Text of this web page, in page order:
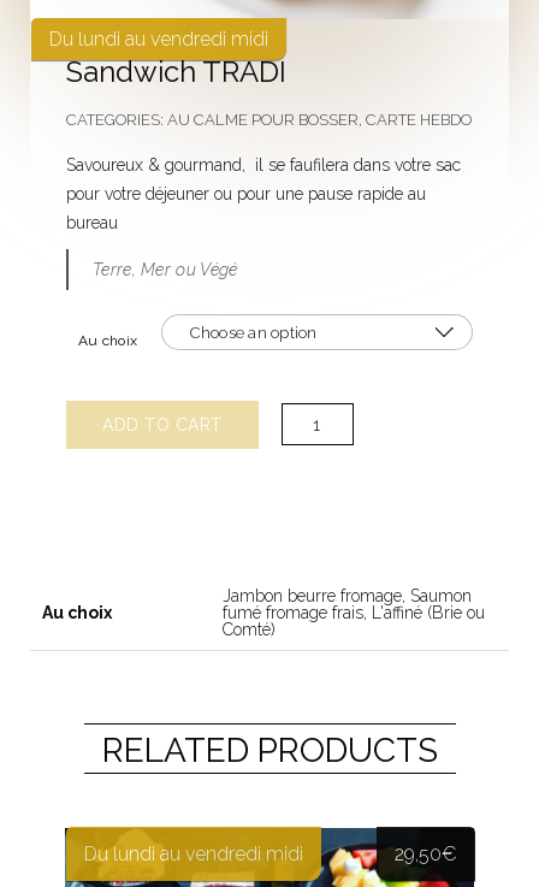
Sandwich TRADI
Du lundi au vendredi midi
CATEGORIES: AU CALME POUR BOSSER CARTE HEBDO
Savoureux & gourmand, il se faufilera dans votre sac
pour votre déjeuner ou pour une pause rapide au
bureau
Terre, Mer ou Végé
Au choix
ADD TO CART
Au choix
Jambon beurre fromage, Saumon
fumé fromage frais, L'affiné (Brie ou
Comté)
RELATED PRODUCTS
Du lundi au vendredi midi 29,50€